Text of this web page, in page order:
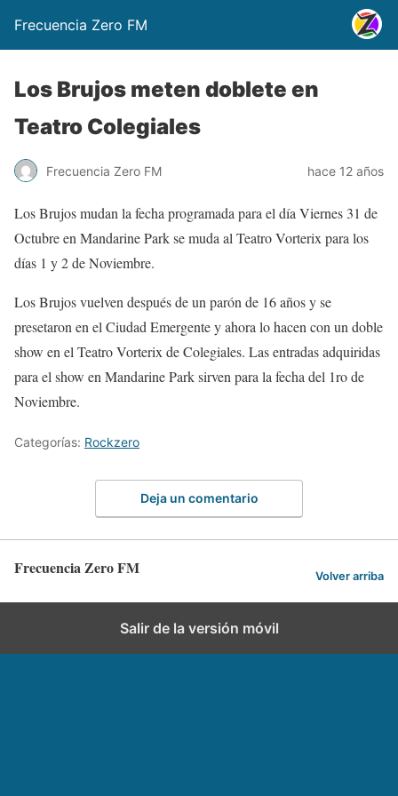
Frecuencia Zero FM
Los Brujos meten doblete en
Teatro Colegiales
Frecuencia Zero FM hace 12 años
Los Brujos mudan la fecha programada para el día Viernes 31 de
Octubre en Mandarine Park se muda al Teatro Vorterix para los
días 1 y 2 de Noviembre.
Los Brujos vuelven después de un parón de 16 años y se
presetaron en el Ciudad Emergente y ahora lo hacen con un doble
show en el Teatro Vorterix de Colegiales. Las entradas adquiridas
para el show en Mandarine Park sirven para la fecha del 1ro de
Noviembre.
Categorías: Rockzero
Deja un comentario
Frecuencia Zero FM Volver arriba
Salir de la versión móvil